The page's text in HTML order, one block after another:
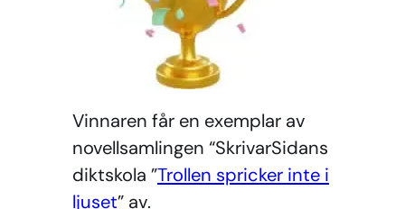
Vinnaren får en exemplar av
novellsamlingen “SkrivarSidans
diktskola ”Trollen spricker inte i
ljuset” av.